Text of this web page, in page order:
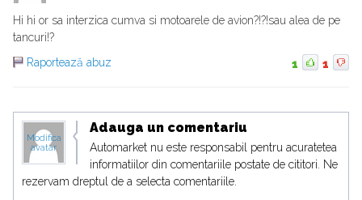
Hi hi or sa interzica cumva si motoarele de avion?!?!sau alea de pe
tancuri!?
Raportează abuz
1 1
Modifica
avatar
Adauga un comentariu
Automarket nu este responsabil pentru acuratetea
informatiilor din comentariile postate de cititori. Ne
rezervam dreptul de a selecta comentariile.